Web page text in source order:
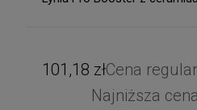
101,18 złCena
Najniższa